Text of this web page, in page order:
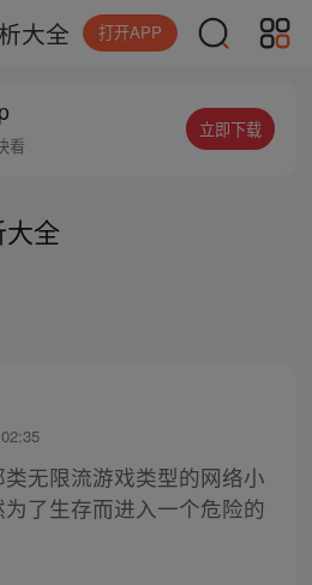
大全 打开APP
看
立即下载
全
类无限流游戏类型的网络小
了生存而进入一个危险的